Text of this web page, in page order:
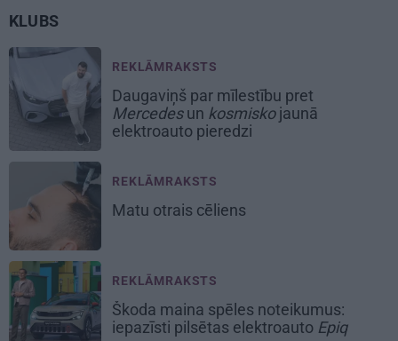
KLUBS
REKLĀMRAKSTS
Daugaviņš par mīlestību pret
Mercedesun kosmiskojaunā
elektroauto pieredzi
REKLĀMRAKSTS
Matu otrais cēliens
REKLĀMRAKSTS
Škoda maina spēles noteikumus:
iepazīsti pilsētas elektroauto Epiq